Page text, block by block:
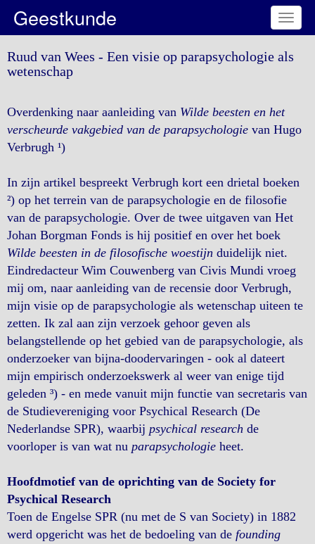
Toggle
Geestkunde
Ruud van Wees - Een visie op parapsychologie als
wetenschap
Overdenking naar aanleiding van Wilde beesten en het
verscheurde vakgebied van de parapsychologie van Hugo
Verbrugh ¹)
In zijn artikel bespreekt Verbrugh kort een drietal boeken
²) op het terrein van de parapsychologie en de filosofie
van de parapsychologie. Over de twee uitgaven van Het
Johan Borgman Fonds is hij positief en over het boek
Wilde beesten in de filosofische woestijn duidelijk niet.
Eindredacteur Wim Couwenberg van Civis Mundi vroeg
mij om, naar aanleiding van de recensie door Verbrugh,
mijn visie op de parapsychologie als wetenschap uiteen te
zetten. Ik zal aan zijn verzoek gehoor geven als
belangstellende op het gebied van de parapsychologie, als
onderzoeker van bijna-doodervaringen - ook al dateert
mijn empirisch onderzoekswerk al weer van enige tijd
geleden ³) - en mede vanuit mijn functie van secretaris van
de Studievereniging voor Psychical Research (De
Nederlandse SPR), waarbij psychical research de
voorloper is van wat nu parapsychologie heet.
Hoofdmotief van de oprichting van de Society for
Psychical Research
Toen de Engelse SPR (nu met de S van Society) in 1882
werd opgericht was het de bedoeling van de founding